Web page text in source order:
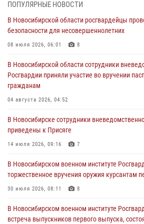
В Новосибирске сотрудниками
Росгвардии задержан гражданин,
В Новосибирске военнослужащие отряда
Росгвардии провели занятия по
28 июля 2026, 02:42
В Новосибирске военнослужащие Росгвардии
– жертв войны в Донбассе
27 июля 2026, 02:16 5
В Новосибирске прошло награждение лучших
вневедомственной охраны Росгвардии за
24 июля 2026, 02:32 4
ПОПУЛЯРНЫЕ НОВОСТИ
В Новосибирской области росгвардейцы
безопасности для несовершеннолетних
08 июля 2026, 06:01 8
В Новосибирской области сотрудники
Росгвардии приняли участие во вручении
гражданам
04 августа 2026, 04:52
В Новосибирске сотрудники
приведены к Присяге
14 июля 2026, 09:16 7
В Новосибирском военном институте
торжественное вручения оружия курсантам
30 июля 2026, 08:11 8
В Новосибирском военном институте
встреча выпускников первого выпуска,